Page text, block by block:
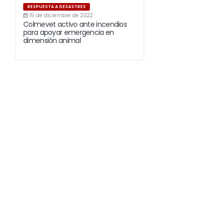
RESPUESTA A DESASTRES
15 de diciembre de 2022
Colmevet activo ante incendios
para apoyar emergencia en
dimensión animal